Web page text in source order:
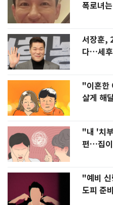
폭로녀
서장훈,
다…세
"이혼한
살게 해
"내 '치
편…집이
"예비 신
도피 준